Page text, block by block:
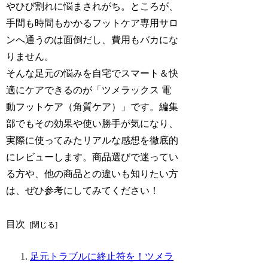
やひび割れに悩まされがち。ところが、
手間も時間もかかるフットケア専用サロ
ンへ通うのは面倒だし、費用もバカにな
りません。
そんな足元の悩みを自宅でスマート＆快
適にケアできるのが「ツメラックス 電
動フットケア（角質ケア）」です。編集
部でもその効果や使い勝手が気になり、
実際に使ってみたリアルな感想を徹底的
にレビューします。商品選びで迷ってい
る方や、他の商品との違いも知りたい方
は、ぜひ参考にしてみてください！
目次
足元トラブルに終止符を！ツメラ